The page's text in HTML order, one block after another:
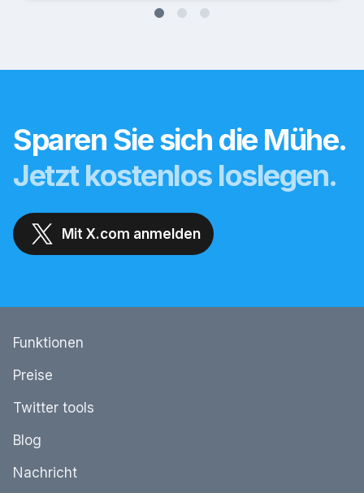
Sparen Sie sich die Mühe.
Jetzt kostenlos loslegen.
Mit X.com anmelden
Funktionen
Preise
Twitter tools
Blog
Nachricht